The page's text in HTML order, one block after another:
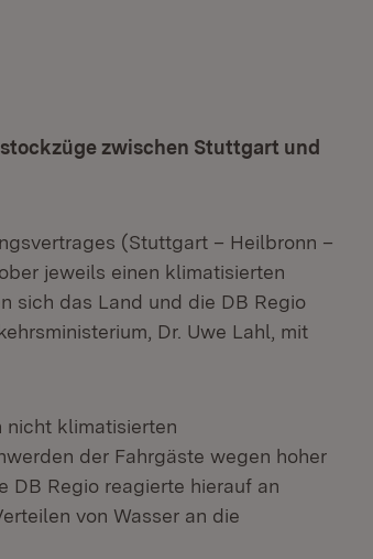
zwischen Stuttgart und
(Stuttgart – Heilbronn –
jeweils einen klimatisierten
sich das Land und die DB Regio
Dr. Uwe Lahl, mit
nicht klimatisierten
der Fahrgäste wegen hoher
DB Regio reagierte hierauf an
von Wasser an die